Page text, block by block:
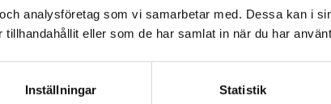
analysföretag som vi samarbetar med. Dessa kan i
tillhandahållit eller som de har samlat in när du har
Inställningar Statistik
Marknadsföring har förändrats på ett
Konsumenter översköljs dagligen med